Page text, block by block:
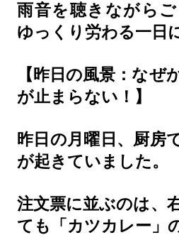
雨音を聴きながら
ゆっくり労わる一日
【昨日の風景：なぜ
が止まらない！】
昨日の月曜日、厨房
が起きていました。
注文票に並ぶのは、
ても「カツカレー」